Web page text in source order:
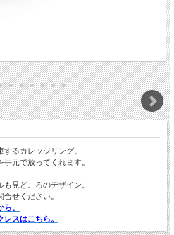
るカレッジリング。
元で放ってくれます。
見どころのデザイン。
せください。
。
スはこちら。